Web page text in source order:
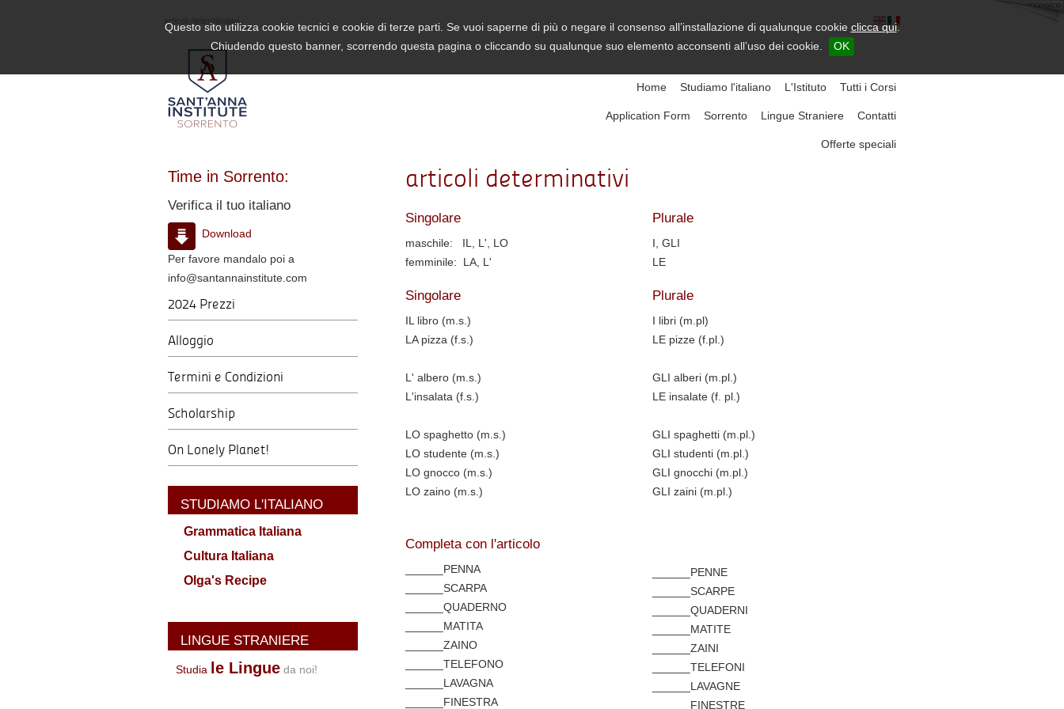
Questo sito utilizza cookie tecnici e cookie di terze parti. Se vuoi saperne di più o negare il consenso all’installazione di qualunque cookie clicca qui.
Chiudendo questo banner, scorrendo questa pagina o cliccando su qualunque suo elemento acconsenti all’uso dei cookie.
OK
Home Studiamo l'italiano L'Istituto Tutti i Corsi
Application Form Sorrento Lingue Straniere Contatti
Offerte speciali
articoli determinativi
Singolare
maschile: IL, L', LO
femminile: LA, L'
Plurale
I, GLI
LE
Singolare
IL libro (m.s.)
LA pizza (f.s.)
L' albero (m.s.)
L'insalata (f.s.)
LO spaghetto (m.s.)
LO studente (m.s.)
LO gnocco (m.s.)
LO zaino (m.s.)
Plurale
I libri (m.pl)
LE pizze (f.pl.)
GLI alberi (m.pl.)
LE insalate (f. pl.)
GLI spaghetti (m.pl.)
GLI studenti (m.pl.)
GLI gnocchi (m.pl.)
GLI zaini (m.pl.)
Completa con l'articolo
______PENNA
______SCARPA
______QUADERNO
______MATITA
______ZAINO
______TELEFONO
______LAVAGNA
______FINESTRA
______PENNE
______SCARPE
______QUADERNI
______MATITE
______ZAINI
______TELEFONI
______LAVAGNE
______FINESTRE
Time in Sorrento:
Verifica il tuo italiano
Download
Per favore mandalo poi a
info@santannainstitute.com
2024 Prezzi
Alloggio
Termini e Condizioni
Scholarship
On Lonely Planet!
STUDIAMO L'ITALIANO
Grammatica Italiana
Cultura Italiana
Olga's Recipe
LINGUE STRANIERE
Studia le Lingue da noi!